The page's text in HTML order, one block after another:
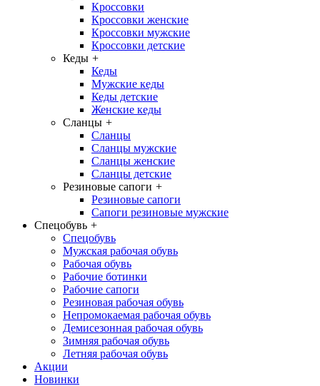
Кроссовки
Кроссовки женские
Кроссовки мужские
Кроссовки детские
Кеды +
Кеды
Мужские кеды
Кеды детские
Женские кеды
Сланцы +
Сланцы
Сланцы мужские
Сланцы женские
Сланцы детские
Резиновые сапоги +
Резиновые сапоги
Сапоги резиновые мужские
Спецобувь +
Спецобувь
Мужская рабочая обувь
Рабочая обувь
Рабочие ботинки
Рабочие сапоги
Резиновая рабочая обувь
Непромокаемая рабочая обувь
Демисезонная рабочая обувь
Зимняя рабочая обувь
Летняя рабочая обувь
Акции
Новинки